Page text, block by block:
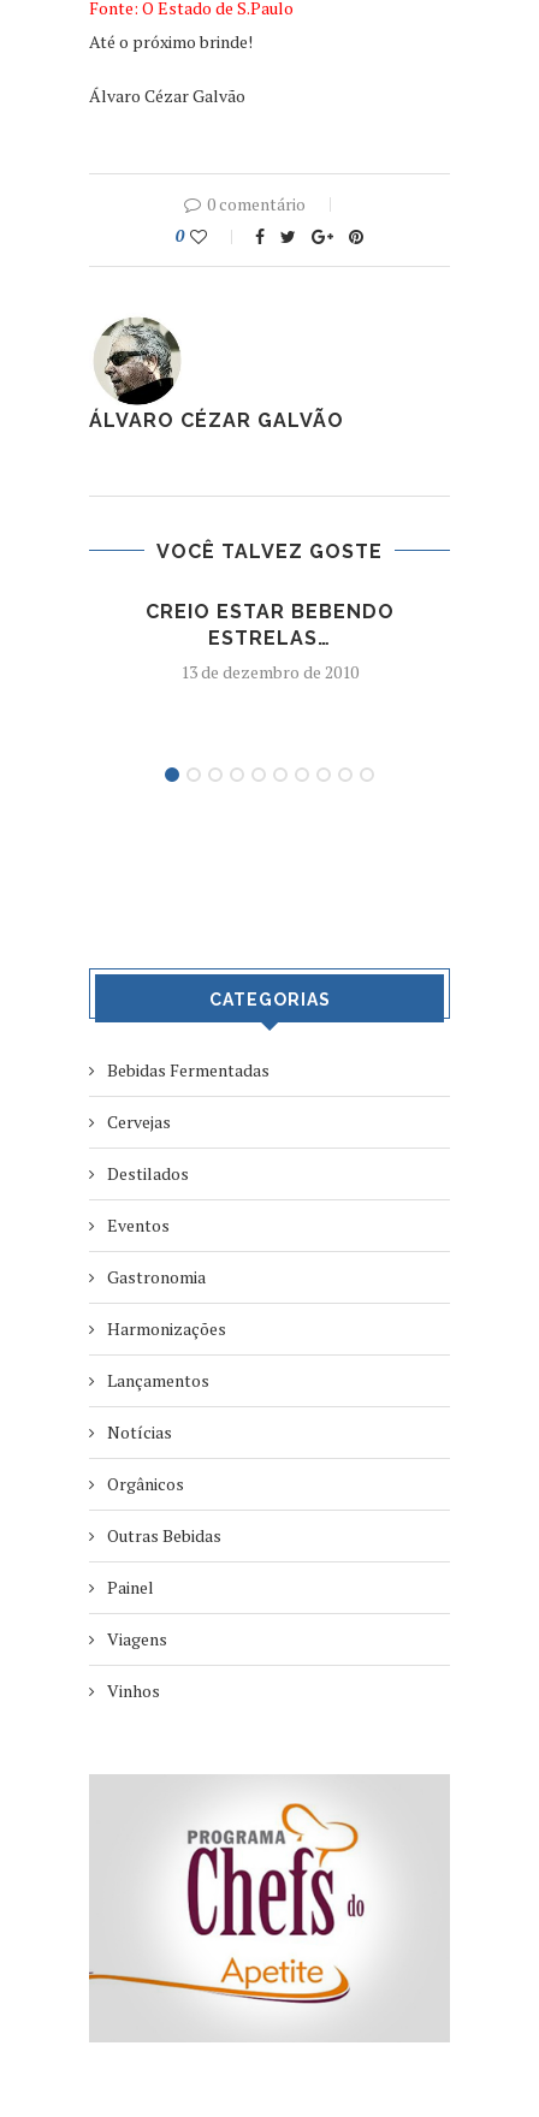
Fonte: O Estado de S.Paulo
Até o próximo brinde!
Álvaro Cézar Galvão
0 comentário
0
ÁLVARO CÉZAR GALVÃO
VOCÊ TALVEZ GOSTE
CREIO ESTAR BEBENDO
ESTRELAS…
13 de dezembro de 2010
CATEGORIAS
Bebidas Fermentadas
Cervejas
Destilados
Eventos
Gastronomia
Harmonizações
Lançamentos
Notícias
Orgânicos
Outras Bebidas
Painel
Viagens
Vinhos